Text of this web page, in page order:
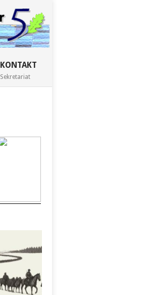
KONTAKT
Sekretariat